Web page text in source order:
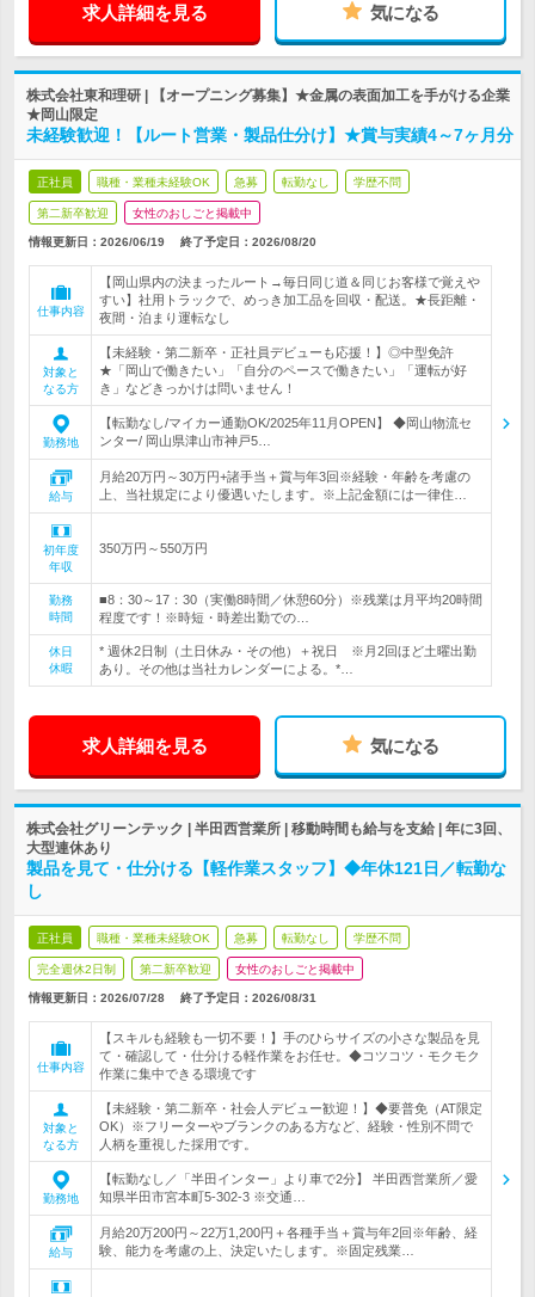
求人詳細を見る 気になる
株式会社東和理研 | 【オープニング募集】★金属の表面加工を手がける企業
★岡山限定
未経験歓迎！【ルート営業・製品仕分け】★賞与実績4～7ヶ月分
正社員 職種・業種未経験OK 急募 転勤なし 学歴不問
第二新卒歓迎 女性のおしごと掲載中
情報更新日：2026/06/19 終了予定日： 2026/08/20
仕事内容
【岡山県内の決まったルート→毎日同じ道＆同じお客様で覚えや
すい】社用トラックで、めっき加工品を回収・配送。★長距離・
夜間・泊まり運転なし
対象と
なる方
【未経験・第二新卒・正社員デビューも応援！】◎中型免許
★「岡山で働きたい」「自分のペースで働きたい」「運転が好
き」などきっかけは問いません！
勤務地
【転勤なし/マイカー通勤OK/2025年11月OPEN】 ◆岡山物流セ
ンター/ 岡山県津山市神戸5…
給与
月給20万円～30万円+諸手当＋賞与年3回※経験・年齢を考慮の
上、当社規定により優遇いたします。※上記金額には一律住…
初年度
年収
350万円～550万円
勤務
時間
■8：30～17：30（実働8時間／休憩60分）※残業は月平均20時間
程度です！※時短・時差出勤での…
休日
休暇
* 週休2日制（土日休み・その他）＋祝日 ※月2回ほど土曜出勤
あり。その他は当社カレンダーによる。*…
求人詳細を見る 気になる
株式会社グリーンテック | 半田西営業所 | 移動時間も給与を支給 | 年に3回、
大型連休あり
製品を見て・仕分ける【軽作業スタッフ】◆年休121日／転勤な
し
正社員 職種・業種未経験OK 急募 転勤なし 学歴不問
完全週休2日制 第二新卒歓迎 女性のおしごと掲載中
情報更新日：2026/07/28 終了予定日： 2026/08/31
仕事内容
【スキルも経験も一切不要！】手のひらサイズの小さな製品を見
て・確認して・仕分ける軽作業をお任せ。◆コツコツ・モクモク
作業に集中できる環境です
対象と
なる方
【未経験・第二新卒・社会人デビュー歓迎！】◆要普免（AT限定
OK）※フリーターやブランクのある方など、経験・性別不問で
人柄を重視した採用です。
勤務地
【転勤なし／「半田インター」より車で2分】 半田西営業所／愛
知県半田市宮本町5-302-3 ※交通…
給与
月給20万200円～22万1,200円＋各種手当＋賞与年2回※年齢、経
験、能力を考慮の上、決定いたします。※固定残業…